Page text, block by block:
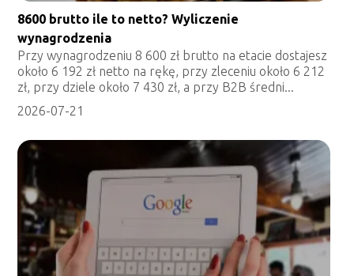
8600 brutto ile to netto? Wyliczenie
wynagrodzenia
Przy wynagrodzeniu 8 600 zł brutto na etacie dostajesz
około 6 192 zł netto na rękę, przy zleceniu około 6 212
zł, przy dziele około 7 430 zł, a przy B2B średni...
2026-07-21